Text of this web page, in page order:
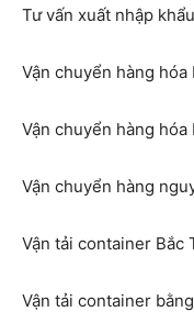
Tư vấn xuất nhập
Vận chuyển hàng
Vận chuyển hàng
Vận chuyển hàng
Vận tải container Bắc
Vận tải container